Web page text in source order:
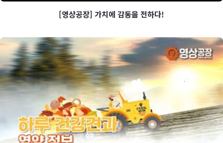
[영상공장] 가치에 감동을 전하다!
[영상공장] 가치에 감동을 전하다!